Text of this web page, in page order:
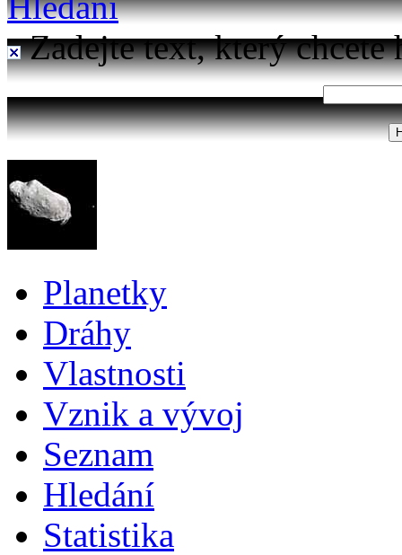
Zadejte text, který chcete
Planetky
Dráhy
Vlastnosti
Vznik a vývoj
Seznam
Hledání
Statistika